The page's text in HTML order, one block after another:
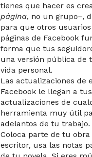
tienes que hacer es
página, no un grupo–,
para que otros
páginas de Facebook
forma que tus
una versión pública de
vida personal.
Las actualizaciones de
Facebook le llegan a
actualizaciones de
herramienta muy útil
adelantos de tu trabajo.
Coloca parte de tu
escritor, usa las notas